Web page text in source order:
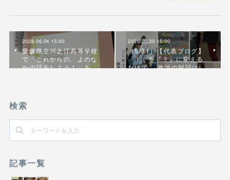
2026.06.04 15:00
愛媛県立川之江高等学校
で「これからの、よのな
かの話をしよう！」を…
2026.05.30 15:00
（5/31）【代表ブログ】
『！』を『？』に変える
だけで、 政治の対話は…
検索
記事一覧